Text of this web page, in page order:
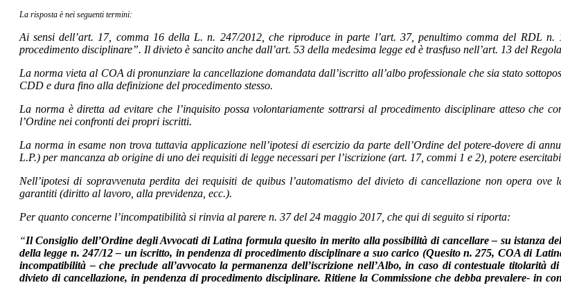
La risposta è nei seguenti termini:
Ai sensi dell’art. 17, comma 16 della L. n. 247/2012, che riproduce in parte l’art. 37, penultimo comma del RDL
procedimento disciplinare”. Il divieto è sancito anche dall’art. 53 della medesima legge ed è trasfuso nell’art. 13 del
La norma vieta al COA di pronunziare la cancellazione domandata dall’iscritto all’albo professionale che sia stato
CDD e dura fino alla definizione del procedimento stesso.
La norma è diretta ad evitare che l’inquisito possa volontariamente sottrarsi al procedimento disciplinare atteso che
l’Ordine nei confronti dei propri iscritti.
La norma in esame non trova tuttavia applicazione nell’ipotesi di esercizio da parte dell’Ordine del potere-dovere di
L.P.) per mancanza ab origine di uno dei requisiti di legge necessari per l’iscrizione (art. 17, commi 1 e 2), potere
Nell’ipotesi di sopravvenuta perdita dei requisiti de quibus l’automatismo del divieto di cancellazione non opera ove
garantiti (diritto al lavoro, alla previdenza, ecc.).
Per quanto concerne l’incompatibilità si rinvia al parere n. 37 del 24 maggio 2017, che qui di seguito si riporta:
“Il Consiglio dell’Ordine degli Avvocati di Latina formula quesito in merito alla possibilità di cancellare – su istanza
della legge n. 247/12 – un iscritto, in pendenza di procedimento disciplinare a suo carico (Quesito n. 275, COA di
incompatibilità – che preclude all’avvocato la permanenza dell’iscrizione nell’Albo, in caso di contestuale
divieto di cancellazione, in pendenza di procedimento disciplinare. Ritiene la Commissione che debba prevalere- in